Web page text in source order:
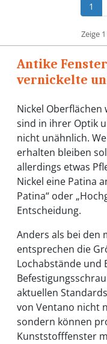
1
Zeige
Antike
vernickelte
Nickel
sind in ihrer Optik
nicht unähnlich.
erhalten bleiben
allerdings etwas
Nickel eine Patina
Patina“ oder
Entscheidung.
Anders als bei den
entsprechen die
Lochabstände und
aktuellen
von Ventano nicht
sondern können
Kunststofffenster